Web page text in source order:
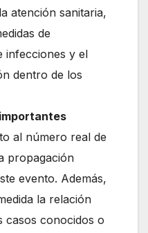
atención sanitaria,
de
infecciones y el
dentro de los
al número real de
propagación
evento. Además,
la relación
casos conocidos o